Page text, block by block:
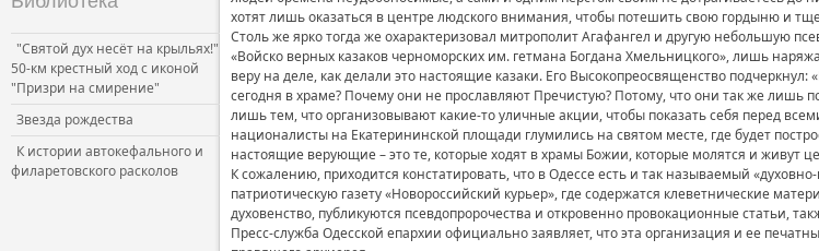
"Святой дух несёт на крыльях!"
50-км крестный ход с иконой
"Призри на смирение"
Звезда рождества
К истории автокефального и
филаретовского расколов
хотят лишь оказаться в центре людского внимания, чтобы потешить свою гордыню и
Столь же ярко тогда же охарактеризовал митрополит Агафангел и другую небольшую
«Войско верных казаков черноморских им. гетмана Богдана Хмельницкого», лишь
веру на деле, как делали это настоящие казаки. Его Высокопреосвященство
сегодня в храме? Почему они не прославляют Пречистую? Потому, что они так же
лишь тем, что организовывают какие-то уличные акции, чтобы показать себя перед
националисты на Екатерининской площади глумились на святом месте, где будет
настоящие верующие – это те, которые ходят в храмы Божии, которые молятся и живут
К сожалению, приходится констатировать, что в Одессе есть и так называемый
патриотическую газету «Новороссийский курьер», где содержатся клеветнические
духовенство, публикуются псевдопророчества и откровенно провокационные статьи,
Пресс-служба Одесской епархии официально заявляет, что эта организация и ее